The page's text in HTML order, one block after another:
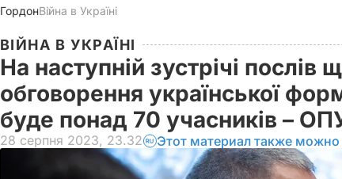
ГордонВійна в Україні
ВІЙНА В УКРАЇНІ
На наступній зустрічі послів
обговорення української
буде понад 70 учасників –
28 серпня 2023, 23.32 Этот материал также можно